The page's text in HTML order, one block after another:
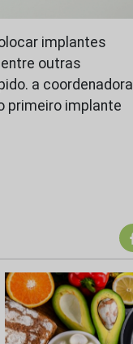
implantes
outras
a coordenadora
primeiro implante